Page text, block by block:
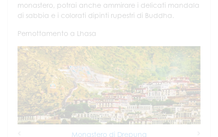
monastero, potrai anche ammirare i delicati mandala
di sabbia e i colorati dipinti rupestri di Buddha.
Pernottamento a Lhasa
Monastero di Drepung